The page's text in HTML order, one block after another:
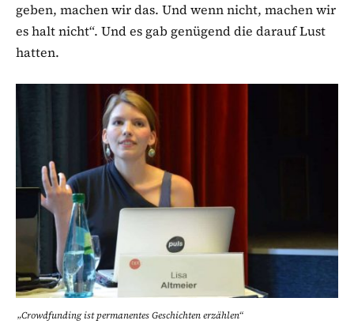
geben, machen wir das. Und wenn nicht, machen wir
es halt nicht“. Und es gab genügend die darauf Lust
hatten.
„Crowdfunding ist permanentes Geschichten erzählen“